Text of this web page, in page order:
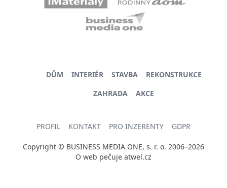
DŮM INTERIÉR STAVBA
REKONSTRUKCE
ZAHRADA
AKCE
PROFIL KONTAKT PRO INZERENTY GDPR
Copyright © BUSINESS MEDIA ONE, s. r. o. 2006–2026